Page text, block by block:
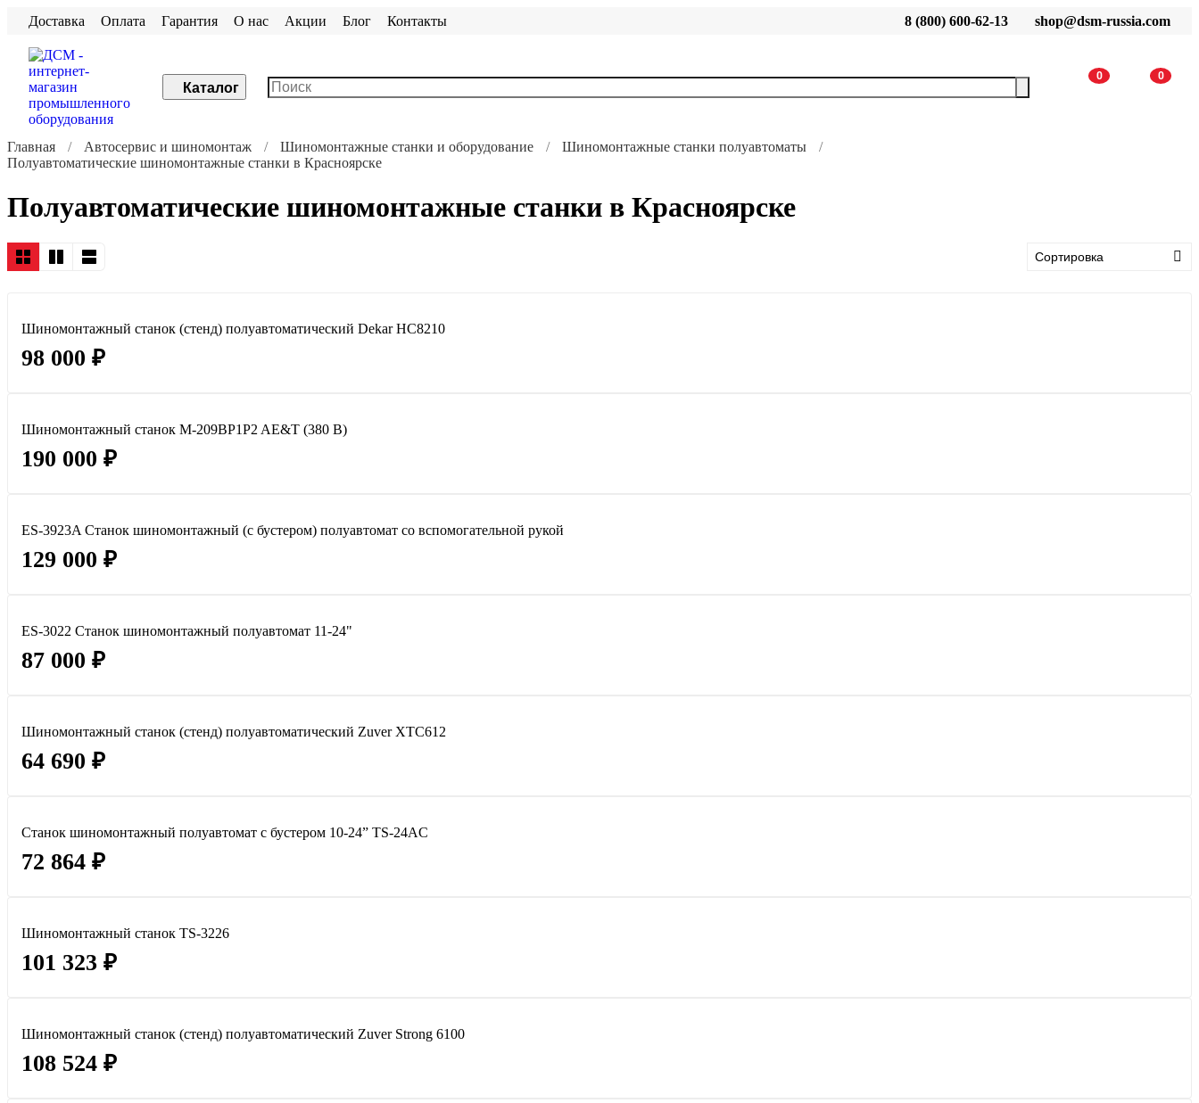
Доставка Оплата Гарантия О нас Акции Блог Контакты 8 (800) 600-62-13 shop@dsm-russia.com
Каталог
0 0
Главная Автосервис и шиномонтаж Шиномонтажные станки и оборудование
Шиномонтажные станки полуавтоматы
Полуавтоматические шиномонтажные станки в Красноярске
Полуавтоматические шиномонтажные станки в Красноярске
Шиномонтажный станок (стенд) полуавтоматический Dekar HC8210
98 000 ₽
Шиномонтажный станок M-209BP1P2 AE&T (380 В)
190 000 ₽
ES-3923A Станок шиномонтажный (с бустером) полуавтомат со вспомогательной рукой
129 000 ₽
ES-3022 Станок шиномонтажный полуавтомат 11-24"
87 000 ₽
Шиномонтажный станок (стенд) полуавтоматический Zuver XTC612
64 690 ₽
Станок шиномонтажный полуавтомат с бустером 10-24” TS-24AC
72 864 ₽
Шиномонтажный станок TS-3226
101 323 ₽
Шиномонтажный станок (стенд) полуавтоматический Zuver Strong 6100
108 524 ₽